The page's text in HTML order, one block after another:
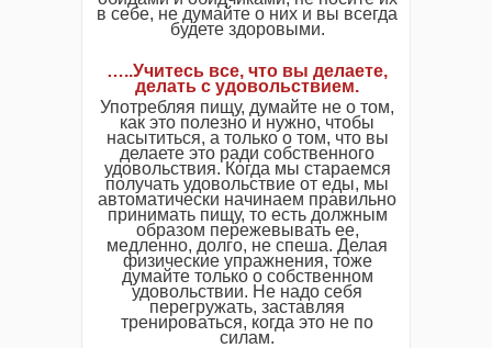
в себе, не думайте о них и вы всегда
будете здоровыми.
…..Учитесь все, что вы делаете,
делать с удовольствием.
Употребляя пищу, думайте не о том,
как это полезно и нужно, чтобы
насытиться, а только о том, что вы
делаете это ради собственного
удовольствия. Когда мы стараемся
получать удовольствие от еды, мы
автоматически начинаем правильно
принимать пищу, то есть должным
образом пережевывать ее,
медленно, долго, не спеша. Делая
физические упражнения, тоже
думайте только о собственном
удовольствии. Не надо себя
перегружать, заставляя
тренироваться, когда это не по
силам.